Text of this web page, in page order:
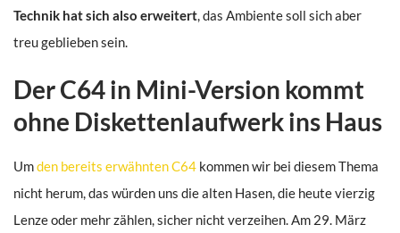
Technik hat sich also erweitert, das Ambiente soll sich aber
treu geblieben sein.
Der C64 in Mini-Version kommt
ohne Diskettenlaufwerk ins Haus
Umden bereits erwähnten C64 kommen wir bei diesem Thema
nicht herum, das würden uns die alten Hasen, die heute vierzig
Lenze oder mehr zählen, sicher nicht verzeihen. Am 29. März